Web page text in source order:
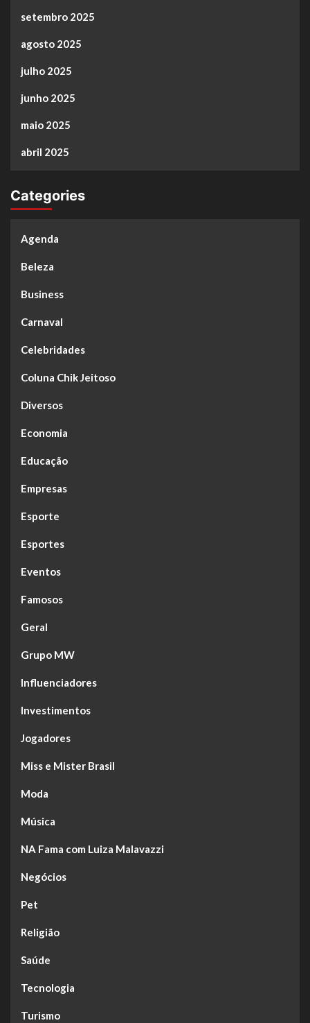
setembro 2025
agosto 2025
julho 2025
junho 2025
maio 2025
abril 2025
Categories
Agenda
Beleza
Business
Carnaval
Celebridades
Coluna Chik Jeitoso
Diversos
Economia
Educação
Empresas
Esporte
Esportes
Eventos
Famosos
Geral
Grupo MW
Influenciadores
Investimentos
Jogadores
Miss e Mister Brasil
Moda
Música
NA Fama com Luiza Malavazzi
Negócios
Pet
Religião
Saúde
Tecnologia
Turismo